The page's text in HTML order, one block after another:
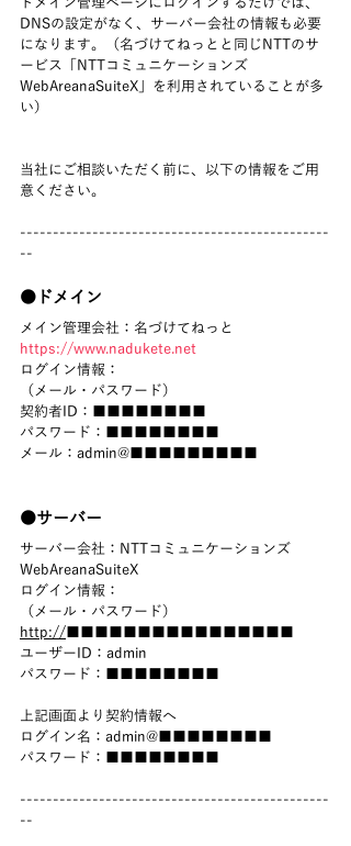
ドメイン管理ページにログインするだけでは、
DNSの設定がなく、サーバー会社の情報も必要
になります。（名づけてねっとと同じNTTのサ
ービス「NTTコミュニケーションズ
WebAreanaSuiteX」を利用されていることが多
い）
当社にご相談いただく前に、以下の情報をご用
意ください。
-----------------------------------------------
--
●ドメイン
メイン管理会社：名づけてねっと
https://www.nadukete.net
ログイン情報：
（メール・パスワード）
契約者ID：■■■■■■■■
パスワード：■■■■■■■■
メール：admin@■■■■■■■■■
●サーバー
サーバー会社：NTTコミュニケーションズ
WebAreanaSuiteX
ログイン情報：
（メール・パスワード）
http://■■■■■■■■■■■■■■■■
ユーザーID：admin
パスワード：■■■■■■■■
上記画面より契約情報へ
ログイン名：admin@■■■■■■■■
パスワード：■■■■■■■■
-----------------------------------------------
--